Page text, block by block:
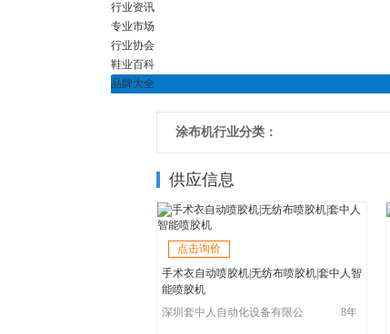
行业资讯
专业市场
行业协会
鞋业百科
品牌大全
涂布机行业分类：
供应信息
点击询价
手术衣自动喷胶机|无纺布喷胶机|套中人智
能喷胶机
深圳套中人自动化设备有限公
8年